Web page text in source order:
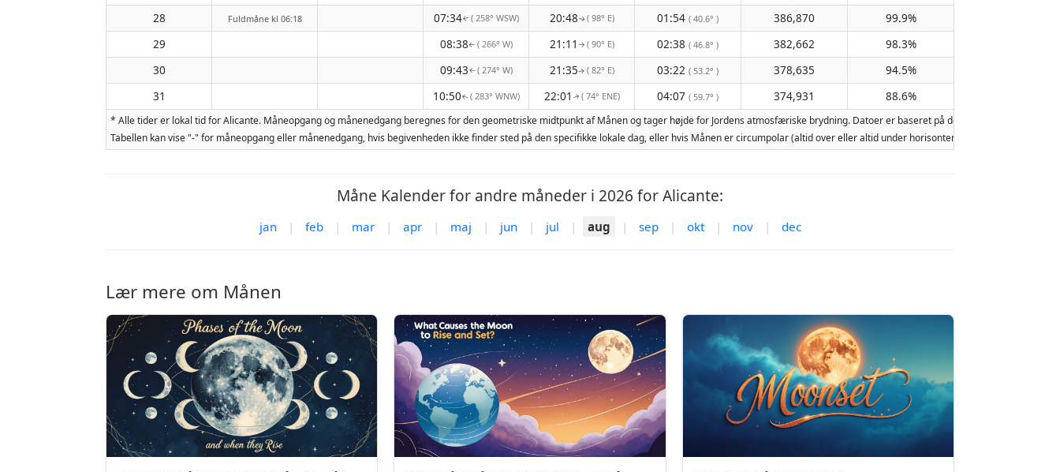
28
Fuldmåne kl 06:18 07:34↑( 258° WSW) 20:48↑( 98° E) 01:54 ( 40.6° ) 386,870
99.9%
29
08:38↑ ( 266° W) 21:11 ↑ ( 90° E) 02:38 ( 46.8° ) 382,662
98.3%
30
09:43↑ ( 274° W) 21:35↑( 82° E) 03:22 ( 53.2° ) 378,635
94.5%
31
10:50↑( 283° WNW) 22:01 ↑( 74° ENE) 04:07 ( 59.7° ) 374,931 88.6%
* Alle tider er lokal tid for Alicante. Måneopgang og månenedgang beregnes for den geometriske midtpunkt af Månen og tager højde for Jordens atmosfæriske brydning. Datoer er baseret på den gregorianske
Tabellen kan vise "-" for måneopgang eller månenedgang, hvis begivenheden ikke finder sted på den specifikke lokale dag, eller hvis Månen er circumpolar (altid over eller altid under horisonten). To måneopgange
Måne Kalender for andre måneder i 2026 for Alicante:
jan | feb | mar | apr | maj | jun | jul | aug | sep | okt | nov | dec
Lær mere om Månen